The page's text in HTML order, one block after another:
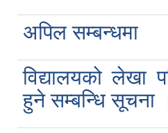
अपिल सम्बन्धमा
विद्यालयको लेखा
हुने सम्बन्धि सूचना